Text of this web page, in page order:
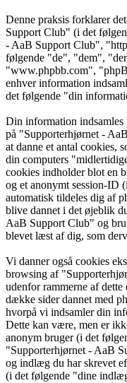
Denne praksis forklarer
Support Club" (i det
- AaB Support Club",
følgende "de", "dem",
"www.phpbb.com",
enhver information
det følgende "din
Din information
på "Supporterhjørnet -
at danne et antal cookies,
din computers
cookies indholder blot en
og et anonymt session-ID
automatisk tildeles dig af
blive dannet i det øjeblik
AaB Support Club" og
blevet læst af dig, som
Vi danner også cookies
browsing af
udenfor rammerne af
dække sider dannet med
hvorpå vi indsamler din
Dette kan være, men er
anonym bruger (i det
"Supporterhjørnet - AaB
og indlæg du har skrevet
(i det følgende "dine